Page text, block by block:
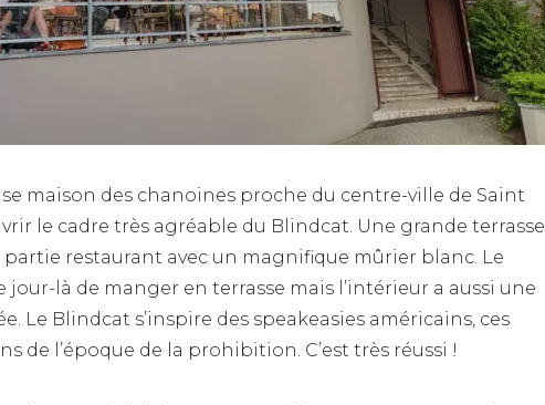
maison des chanoines proche du centre-ville de Saint
le cadre très agréable du Blindcat. Une grande terrasse
restaurant avec un magnifique mûrier blanc. Le
là de manger en terrasse mais l’intérieur a aussi une
Le Blindcat s’inspire des speakeasies américains, ces
de l’époque de la prohibition. C’est très réussi !